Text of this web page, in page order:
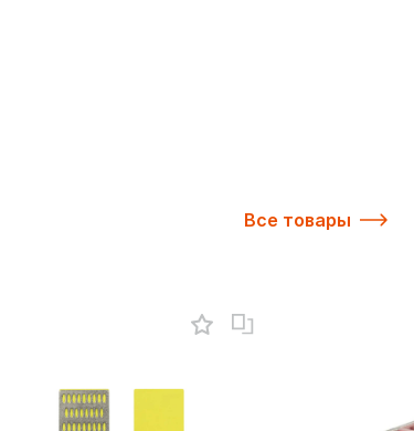
Все товары